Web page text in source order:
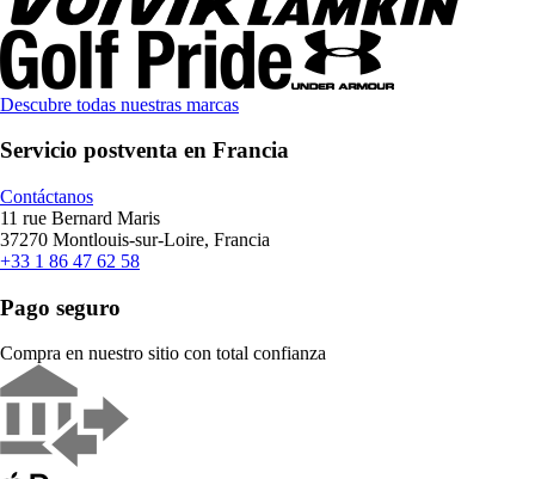
Descubre todas nuestras marcas
Servicio postventa en Francia
Contáctanos
11 rue Bernard Maris
37270 Montlouis-sur-Loire, Francia
+33 1 86 47 62 58
Pago seguro
Compra en nuestro sitio con total confianza